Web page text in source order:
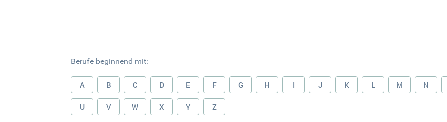
Berufe beginnend mit:
A B C D E F G H I J K L M N
U V W X Y Z